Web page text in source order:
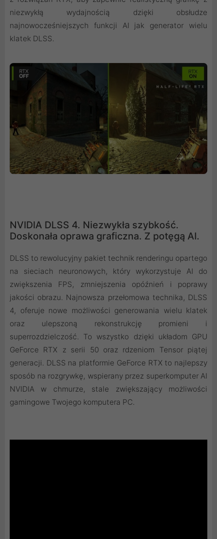
niezwykłą wydajnością dzięki obsłudze
najnowocześniejszych funkcji AI jak generator wielu
klatek DLSS.
NVIDIA DLSS 4. Niezwykła szybkość.
Doskonała oprawa graficzna. Z potęgą AI.
DLSS to rewolucyjny pakiet technik renderingu opartego
na sieciach neuronowych, który wykorzystuje AI do
zwiększenia FPS, zmniejszenia opóźnień i poprawy
jakości obrazu. ‌Najnowsza przełomowa technika, DLSS
4, oferuje nowe możliwości generowania wielu klatek
oraz ulepszoną rekonstrukcję promieni i
superrozdzielczość. To wszystko dzięki układom GPU
GeForce RTX z serii 50 oraz rdzeniom Tensor piątej
generacji. DLSS na platformie GeForce RTX to najlepszy
sposób na rozgrywkę, wspierany przez superkomputer AI
NVIDIA w chmurze, stale zwiększający możliwości
gamingowe Twojego komputera PC.